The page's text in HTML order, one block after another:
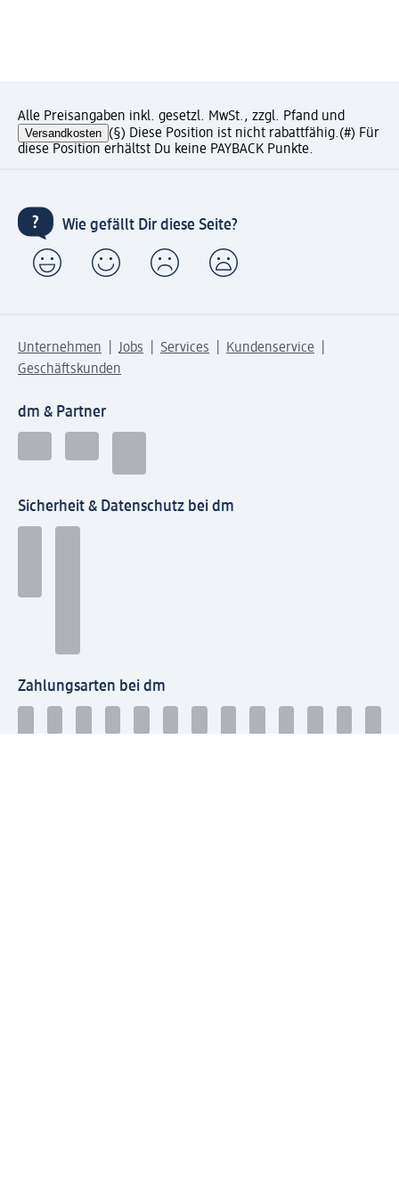
Alle Preisangaben inkl. gesetzl. MwSt., zzgl. Pfand und
Versandkosten (§) Diese Position ist nicht rabattfähig.(#) Für
diese Position erhältst Du keine PAYBACK Punkte.
Wie gefällt Dir diese Seite?
Unternehmen Jobs Services
Kundenservice
Geschäftskunden
dm & Partner
Sicherheit & Datenschutz bei dm
Zahlungsarten bei dm